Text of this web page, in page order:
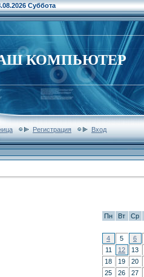
Суббота
КОМПЬЮТЕР
Регистрация Вход
Пн
Вт Ср
4
5 6
11
12 13
18
19 20
25
26 27